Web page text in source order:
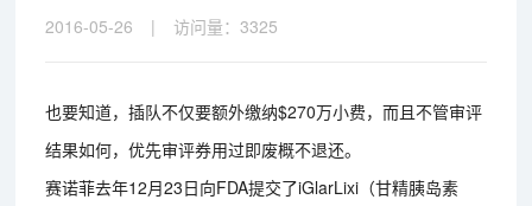
2016-05-26 | 访问量：3325
也要知道，插队不仅要额外缴纳$270万小费，而且不管审评
结果如何，优先审评券用过即废概不退还。
赛诺菲去年12月23日向FDA提交了iGlarLixi（甘精胰岛素